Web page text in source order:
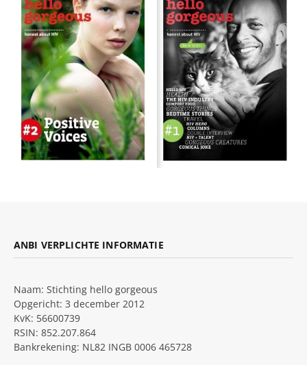
ANBI VERPLICHTE INFORMATIE
Naam: Stichting hello gorgeous
Opgericht: 3 december 2012
KvK: 56600739
RSIN: 852.207.864
Bankrekening: NL82 INGB 0006 465728